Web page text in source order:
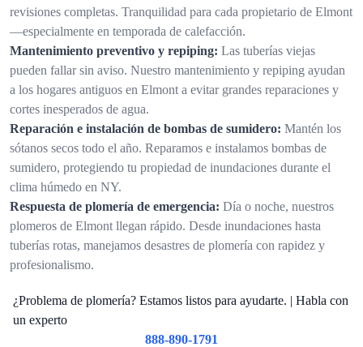
revisiones completas. Tranquilidad para cada propietario de Elmont
—especialmente en temporada de calefacción.
Mantenimiento preventivo y repiping: Las tuberías viejas
pueden fallar sin aviso. Nuestro mantenimiento y repiping ayudan
a los hogares antiguos en Elmont a evitar grandes reparaciones y
cortes inesperados de agua.
Reparación e instalación de bombas de sumidero: Mantén los
sótanos secos todo el año. Reparamos e instalamos bombas de
sumidero, protegiendo tu propiedad de inundaciones durante el
clima húmedo en NY.
Respuesta de plomería de emergencia: Día o noche, nuestros
plomeros de Elmont llegan rápido. Desde inundaciones hasta
tuberías rotas, manejamos desastres de plomería con rapidez y
profesionalismo.
¿Problema de plomería? Estamos listos para ayudarte. | Habla con
un experto
888-890-1791